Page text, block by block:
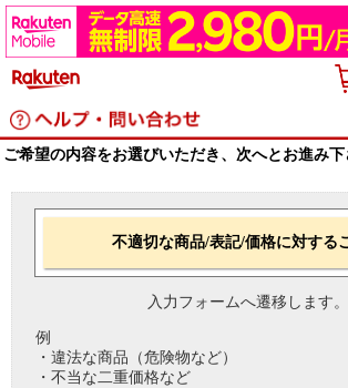
ご希望の内容をお選びいただき、次へとお進み下
不適切な商品/表記/価格に対する
入力フォームへ遷移します。
例
・違法な商品（危険物など）
・不当な二重価格など